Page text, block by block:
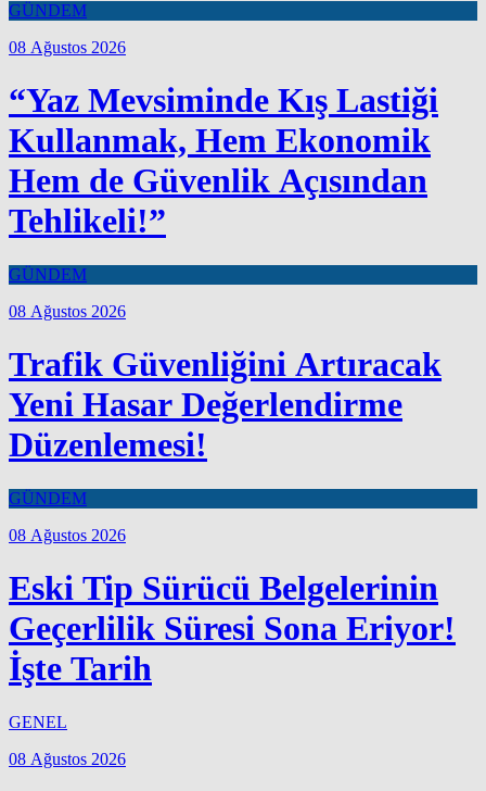
GÜNDEM
08 Ağustos 2026
“Yaz Mevsiminde Kış Lastiği
Kullanmak, Hem Ekonomik
Hem de Güvenlik Açısından
Tehlikeli!”
GÜNDEM
08 Ağustos 2026
Trafik Güvenliğini Artıracak
Yeni Hasar Değerlendirme
Düzenlemesi!
GÜNDEM
08 Ağustos 2026
Eski Tip Sürücü Belgelerinin
Geçerlilik Süresi Sona Eriyor!
İşte Tarih
GENEL
08 Ağustos 2026